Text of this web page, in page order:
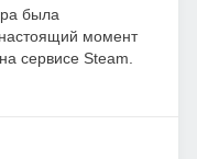
была
момент
сервисе Steam.